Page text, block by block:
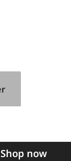
Shop now